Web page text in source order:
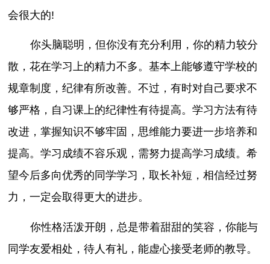
会很大的!
你头脑聪明，但你没有充分利用，你的精力较分
散，花在学习上的精力不多。基本上能够遵守学校的
规章制度，纪律有所改善。不过，有时对自己要求不
够严格，自习课上的纪律性有待提高。学习方法有待
改进，掌握知识不够牢固，思维能力要进一步培养和
提高。学习成绩不容乐观，需努力提高学习成绩。希
望今后多向优秀的同学学习，取长补短，相信经过努
力，一定会取得更大的进步。
你性格活泼开朗，总是带着甜甜的笑容，你能与
同学友爱相处，待人有礼，能虚心接受老师的教导。